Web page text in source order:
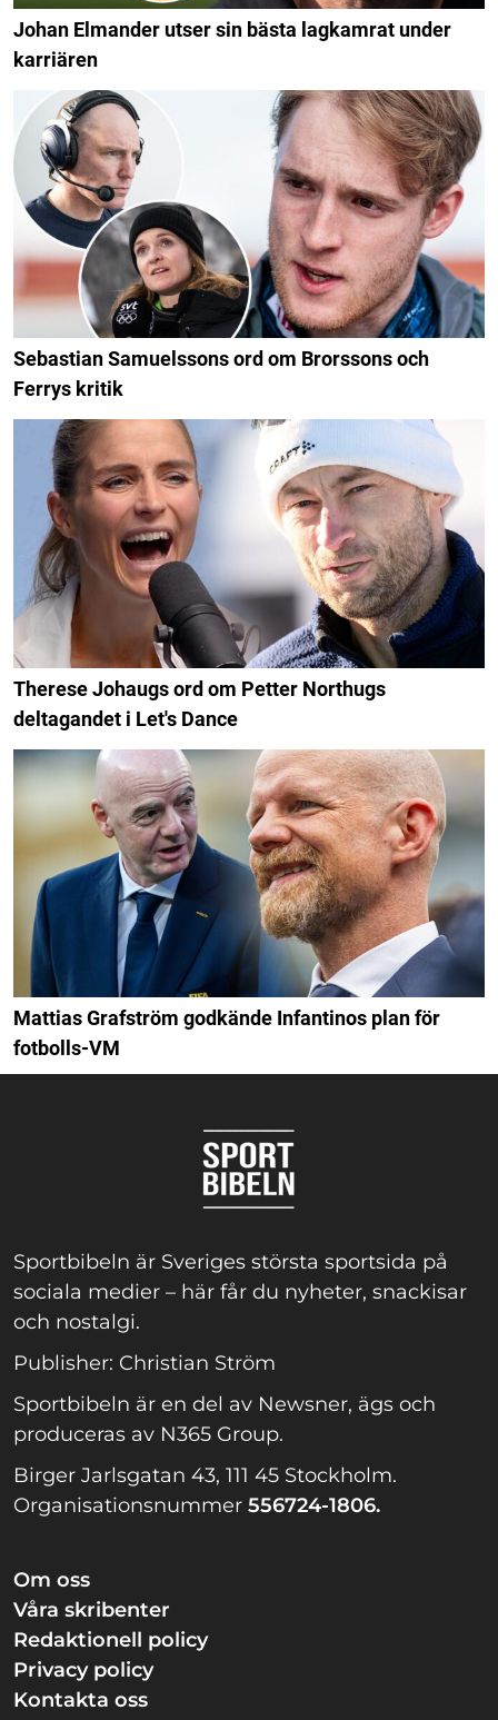
Johan Elmander utser sin bästa lagkamrat under
karriären
Sebastian Samuelssons ord om Brorssons och
Ferrys kritik
Therese Johaugs ord om Petter Northugs
deltagandet i Let's Dance
Mattias Grafström godkände Infantinos plan för
fotbolls-VM
Sportbibeln är Sveriges största sportsida på
sociala medier – här får du nyheter, snackisar
och nostalgi.
Publisher: Christian Ström
Sportbibeln är en del av Newsner, ägs och
produceras av N365 Group.
Birger Jarlsgatan 43, 111 45 Stockholm.
Organisationsnummer 556724-1806.
Om oss
Våra skribenter
Redaktionell policy
Privacy policy
Kontakta oss